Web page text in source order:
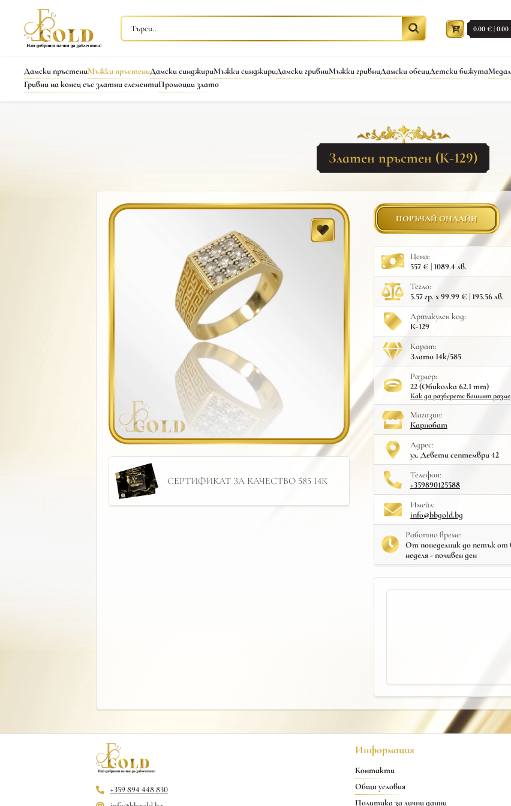
0.00 € |
Дамски пръстениМъжки пръстениДамски синджириМъжки синджириДамски гривниМъжки гривниДамски обециДетски бижута
Гривни на конец със златни елементиПромоции злато
Златен пръстен (К-129)
СЕРТИФИКАТ ЗА КАЧЕСТВО 585 14К
ПОРЪЧАЙ ОНЛАЙН
Цена:
557 € | 1089.4 лв.
Тегло:
5.57 гр. x 99.99 € | 195.56 лв.
Артикулен код:
К-129
Карат:
Злато 14к/585
Размер:
22 (Обиколка 62.1 mm)
Как да разберете вашият
Mагазин:
Карнобат
Адрес:
ул. Девети септември 42
Телефон:
+359890125588
Имейл:
info@bbgold.bg
Работно време:
От понеделник до петък от
неделя - почивен ден
+359 894 448 830
Информация
Контакти
Общи условия
Политика за лични данни